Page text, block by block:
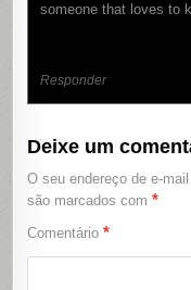
someone that loves to
Responder
Deixe um
O seu endereço de e-
são marcados com*
Comentário*